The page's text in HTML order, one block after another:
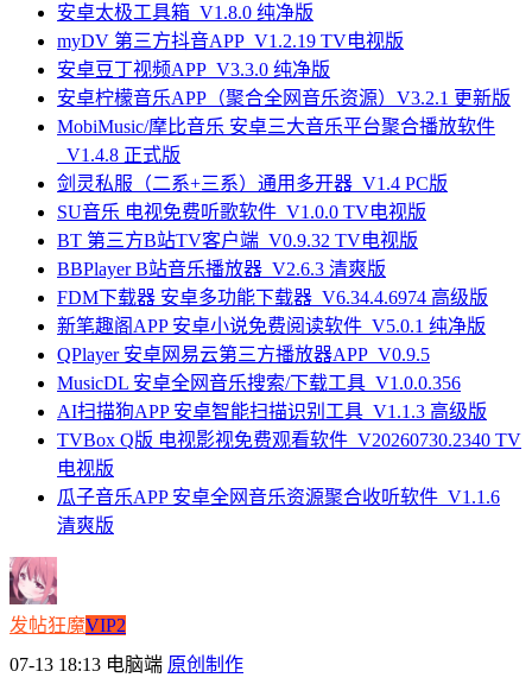
安卓太极工具箱_V1.8.0 纯净版
myDV 第三方抖音APP_V1.2.19 TV电视版
安卓豆丁视频APP_V3.3.0 纯净版
安卓柠檬音乐APP（聚合全网音乐资源）V3.2.1 更新版
MobiMusic/摩比音乐 安卓三大音乐平台聚合播放软件
_V1.4.8 正式版
剑灵私服（二系+三系）通用多开器_V1.4 PC版
SU音乐 电视免费听歌软件_V1.0.0 TV电视版
BT 第三方B站TV客户端_V0.9.32 TV电视版
BBPlayer B站音乐播放器_V2.6.3 清爽版
FDM下载器 安卓多功能下载器_V6.34.4.6974 高级版
新笔趣阁APP 安卓小说免费阅读软件_V5.0.1 纯净版
QPlayer 安卓网易云第三方播放器APP_V0.9.5
MusicDL 安卓全网音乐搜索/下载工具_V1.0.0.356
AI扫描狗APP 安卓智能扫描识别工具_V1.1.3 高级版
TVBox Q版 电视影视免费观看软件_V20260730.2340 TV
电视版
瓜子音乐APP 安卓全网音乐资源聚合收听软件_V1.1.6
清爽版
发帖狂魔VIP2
07-13 18:13 电脑端 原创制作